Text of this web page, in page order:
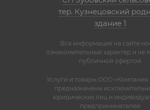
тер. Кузнецовский
здание 1
Вся информация на сайте
ознакомительный характер и не
публичной офертой
Услуги и товары ООО «Компания
предназначены
юридических лиц и
предпринимателей